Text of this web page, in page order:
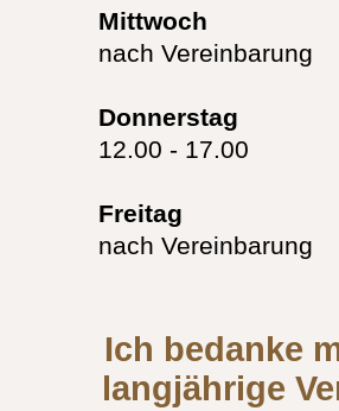
Mittwoch
nach Vereinbarung
Donnerstag
12.00 - 17.00
Freitag
nach Vereinbarung
Ich bedanke
langjährige